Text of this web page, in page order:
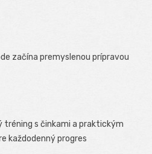
začína premyslenou prípravou
tréning s činkami a praktickým
každodenný progres